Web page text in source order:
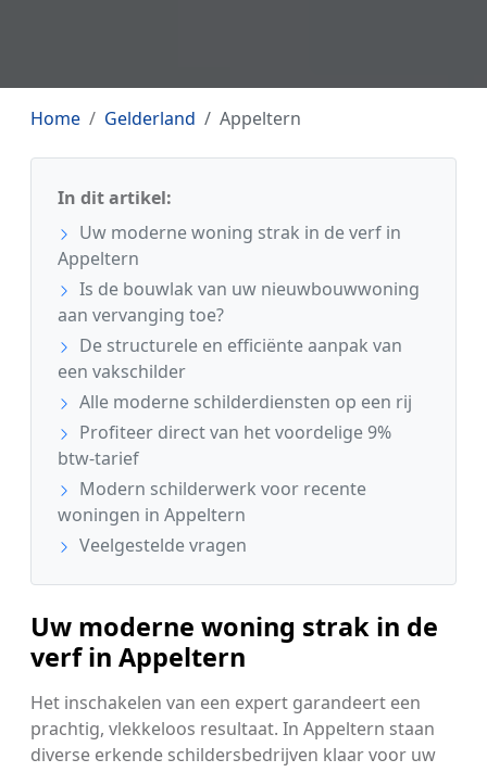
Home Gelderland Appeltern
In dit artikel:
Uw moderne woning strak in de verf in
Appeltern
Is de bouwlak van uw nieuwbouwwoning
aan vervanging toe?
De structurele en efficiënte aanpak van
een vakschilder
Alle moderne schilderdiensten op een rij
Profiteer direct van het voordelige 9%
btw-tarief
Modern schilderwerk voor recente
woningen in Appeltern
Veelgestelde vragen
Uw moderne woning strak in de
verf in Appeltern
Het inschakelen van een expert garandeert een
prachtig, vlekkeloos resultaat. In Appeltern staan
diverse erkende schildersbedrijven klaar voor uw